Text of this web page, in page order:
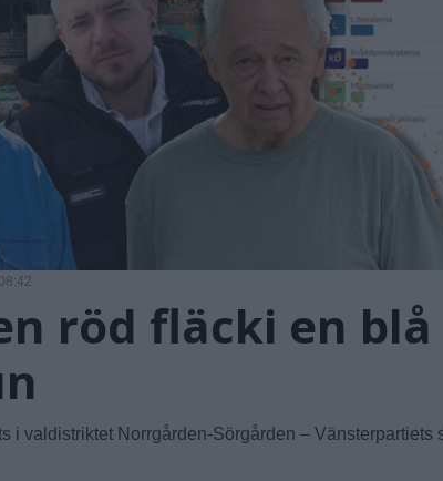
röd fläcki en blå
i valdistriktet Norrgården-Sörgården – Vänsterpartiets